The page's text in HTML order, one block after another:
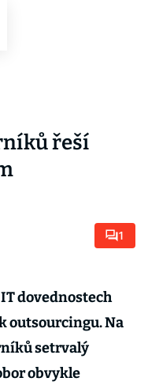
řeší
1
dovednostech
outsourcingu. Na
setrvalý
obvykle